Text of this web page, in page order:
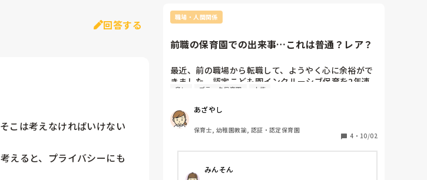
回答する
こは考えなければいけない
えると、プライバシーにも
イッチが入らなくて気持ちが入らない…他のクラスを
フォローするなら私も少しでいいから助けて欲しいっ
て言うのは甘えなのかな…ただただ毎日心が辛い…し
んどい…
した。さらに個別支援の必要な子が何人もいて、ホッと
する時間が全くありませんでした。
もう退職しても良いや！という勢いで園長に詰め寄りま
今まで休憩が取れなかった時間や苦しい状況でもフォロ
ーを貰えなかったことを記録としてつけていたので、こ
れを持って労基に通報します。と半ば脅迫みたいな勢い
これをしたからと言ってすぐに状況が何もかも改善され
たというわけではありませんが、少なくとも私が休憩す
る時間に人をよこすようにはなりましたし、休憩が取れ
ない人間が居るというのを他クラスで呑気に過ごしてい
る職員に知らしめるきっかけになったと思います。
上の人間は、こうやって声を上げないと気づかないとい
うか、こちらが多少の無理をして成立させていることを
職場・人間関係
前職の保育園での出来事…これは普通？レア？
最近、前の職場から転職して、ようやく心に余裕がで
きました。認定こども園インクルーシブ保育を2年連
続で4歳児を担当していたものです。
がいるのか知りたくて書きます。
前職の保育園でこんなことがありました👇
	•	添削や指導を受けるとき、わざわざ職員が集ま
	•	自分の思い通りにならないと、期日にだいぶ余
脅し ブラック保育園 人権
あざやし
保育士, 幼稚園教諭, 認証・認定保育園
4 ・ 10/02
みんそん